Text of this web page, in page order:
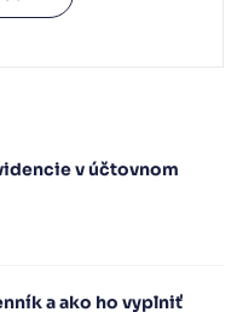
v účtovnom
a ako ho vyplniť